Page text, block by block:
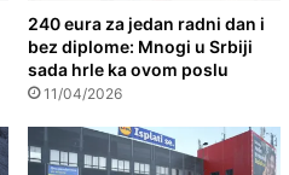
240 eura za jedan radni dan i
bez diplome: Mnogi u Srbiji
sada hrle ka ovom poslu
11/04/2026